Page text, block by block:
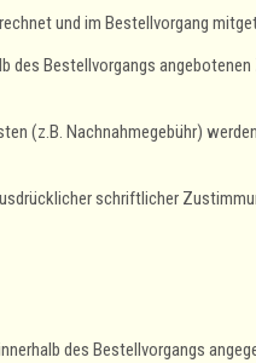
und im Bestellvorgang
des Bestellvorgangs
(z.B. Nachnahmegebühr)
schriftlicher
des Bestellvorgangs